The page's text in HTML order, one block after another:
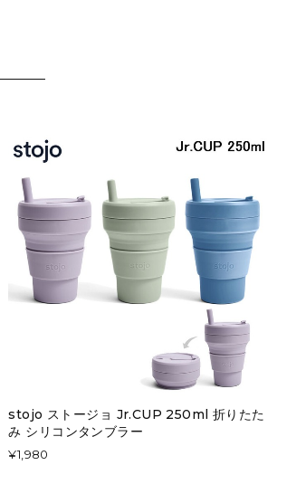
stojo ストージョ Jr.CUP 250ml 折りたた
み シリコンタンブラー
¥1,980